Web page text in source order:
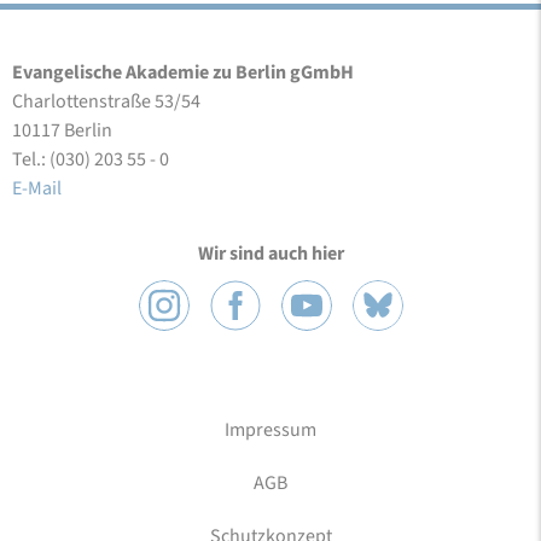
Evangelische Akademie zu Berlin gGmbH
Charlottenstraße 53/54
10117 Berlin
Tel.: (030) 203 55 - 0
E-Mail
Wir sind auch hier
Impressum
AGB